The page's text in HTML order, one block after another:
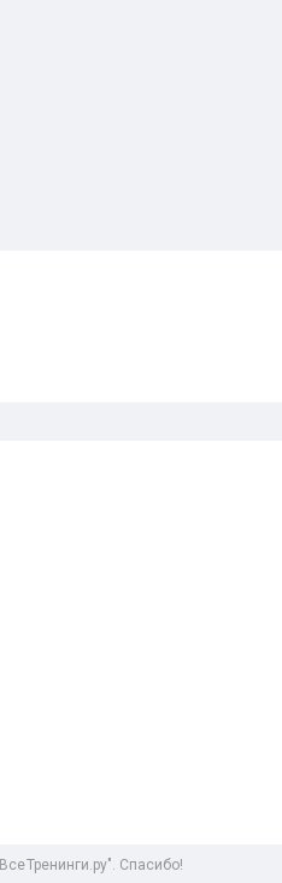
Все Тренинги .ру". Спасибо!